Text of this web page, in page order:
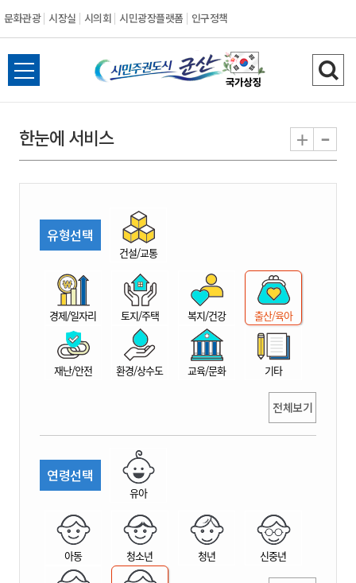
문화관광 시장실 시의회 시민광장플랫폼 인구정책
시
민
권
시
산
전
체
뉴
열
검
색
기
한눈에 서비스 + -
유형선택
건설/교통
경제/일자리 토지/주택 복지/건강 출산/육아
재난/안전 환경/상수도 교육/문화 기타
전체보기
연령선택
유아
아동 청소년 청년 신중년